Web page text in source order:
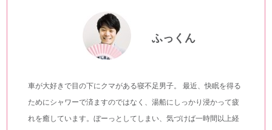
ふっくん
車が大好きで目の下にクマがある寝不足男子。 最近、快眠を得る
ためにシャワーで済ますのではなく、湯船にしっかり浸かって疲
れを癒しています。ぼーっとしてしまい、気づけば一時間以上経